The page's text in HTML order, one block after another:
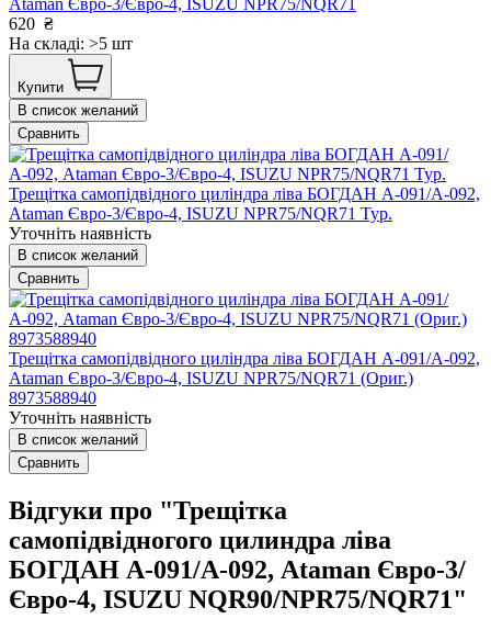
Ataman Євро-3/Євро-4, ISUZU NPR75/NQR71
620 ₴
На складі: >5 шт
Купити
В список желаний
Сравнить
Трещітка самопідвідного циліндра ліва БОГДАН А-091/А-092,
Ataman Євро-3/Євро-4, ISUZU NPR75/NQR71 Тур.
Уточніть наявність
В список желаний
Сравнить
Трещітка самопідвідного циліндра ліва БОГДАН А-091/А-092,
Ataman Євро-3/Євро-4, ISUZU NPR75/NQR71 (Ориг.)
8973588940
Уточніть наявність
В список желаний
Сравнить
Відгуки про "Трещітка
самопiдвiдногого цилиндра лiва
БОГДАН А-091/А-092, Ataman Євро-3/
Євро-4, ISUZU NQR90/NPR75/NQR71"